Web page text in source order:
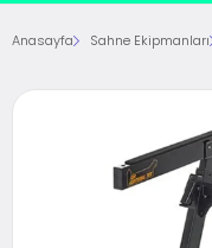
Anasayfa Sahne Ekipmanları